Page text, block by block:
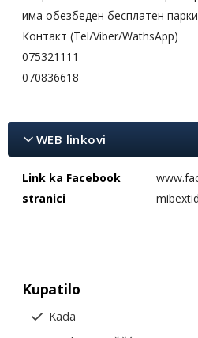
има обезбеден бесплатен
Контакт (Tel/Viber/WathsApp)
075321111
070836618
WEB linkovi
Link ka Facebook
stranici
Kupatilo
Kada